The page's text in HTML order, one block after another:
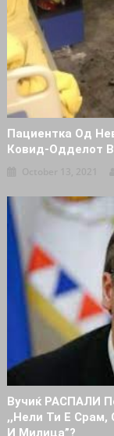
Пациентка Од
Ковид-Одделот
Вучиќ РАСПАЛИ
,,Нели Ти Е
И Милица”?